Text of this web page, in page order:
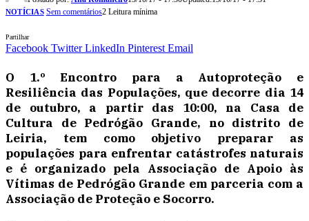
NOTÍCIAS Sem comentários2 Leitura mínima
Partilhar
Facebook Twitter LinkedIn Pinterest Email
O 1.º Encontro para a Autoproteção e
Resiliência das Populações, que decorre dia 14
de outubro, a partir das 10:00, na Casa de
Cultura de Pedrógão Grande, no distrito de
Leiria, tem como objetivo preparar as
populações para enfrentar catástrofes naturais
e é organizado pela Associação de Apoio às
Vítimas de Pedrógão Grande em parceria com a
Associação de Proteção e Socorro.